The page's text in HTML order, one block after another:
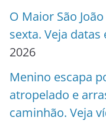
O Maior São
sexta. Veja datas
2026
Menino escapa
atropelado e
caminhão. Veja